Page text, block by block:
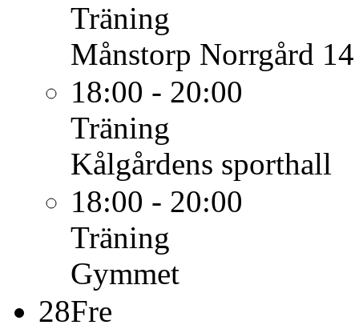
Träning
Månstorp Norrgård 14
18:00 - 20:00
Träning
Kålgårdens sporthall
18:00 - 20:00
Träning
Gymmet
28Fre